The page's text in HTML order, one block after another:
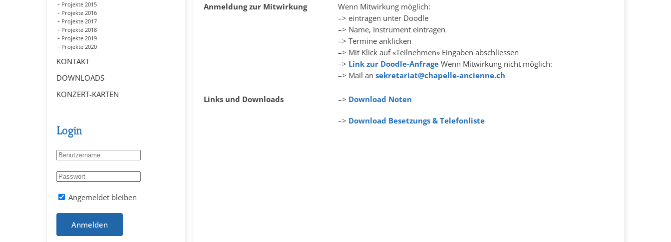
Anmeldung zur Mitwirkung
Wenn Mitwirkung möglich:
–> eintragen unter Doodle
–> Name, Instrument eintragen
–> Termine anklicken
–> Mit Klick auf «Teilnehmen» Eingaben abschliessen
–> Link zur Doodle-AnfrageWenn Mitwirkung nicht möglich:
–> Mail an sekretariat@chapelle-ancienne.ch
Links und Downloads –> Download Noten
–> Download Besetzungs & Telefonliste
Projekte 2015
Projekte 2016
Projekte 2017
Projekte 2018
Projekte 2019
Projekte 2020
KONTAKT
DOWNLOADS
KONZERT-KARTEN
Login
Angemeldet bleiben
Anmelden